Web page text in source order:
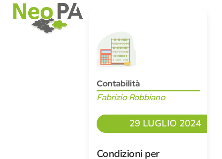
SkipOpen
mobile
menu
Close
mobile
menu
Contabilità
Fabrizio Robbiano
29 LUGLIO 2024
Condizioni per